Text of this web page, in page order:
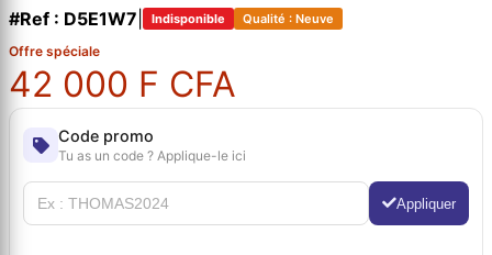
#Ref : D5E1W7 Indisponible Qualité : Neuve
Offre spéciale
42 000 F CFA
Code promo
Tu as un code ? Applique-le ici
Appliquer